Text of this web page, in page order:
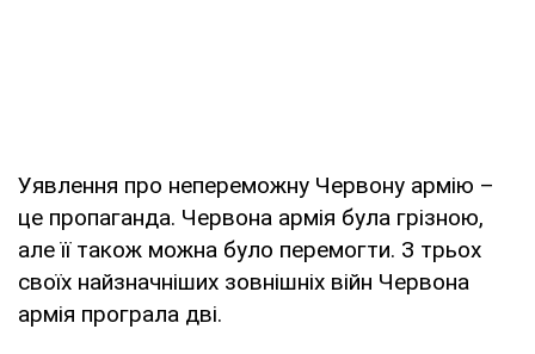
Уявлення про непереможну Червону армію –
це пропаганда. Червона армія була грізною,
але її також можна було перемогти. З трьох
своїх найзначніших зовнішніх війн Червона
армія програла дві.